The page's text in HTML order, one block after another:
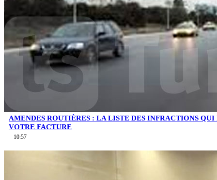
AMENDES ROUTIÈRES : LA LISTE DES INFRACTIONS
VOTRE FACTURE
10:57